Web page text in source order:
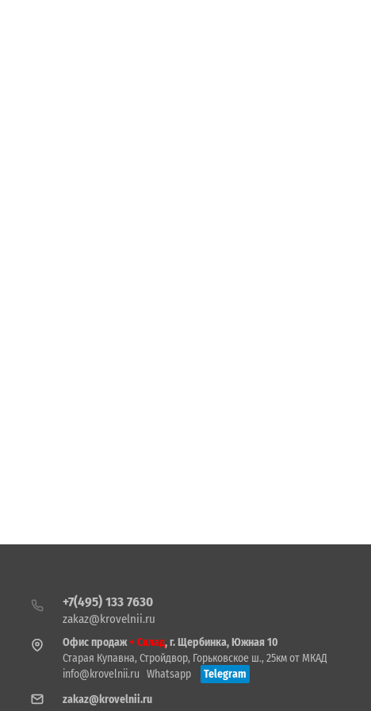
+7(495) 133 7630
zakaz@krovelnii.ru
Офис продаж+ Склад, г. Щербинка, Южная 10
Старая Купавна, Стройдвор, Горьковское ш., 25км от МКАД
info@krovelnii.ru
Whatsapp
Telegram
zakaz@krovelnii.ru